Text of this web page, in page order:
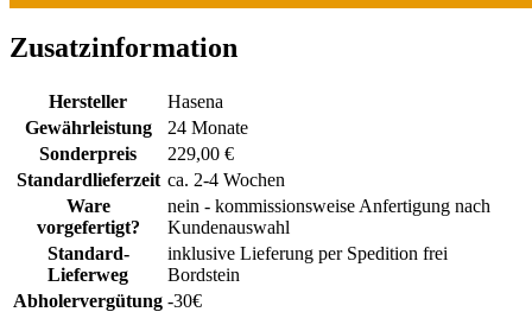
Zusatzinformation
Hersteller
Hasena
Gewährleistung
24 Monate
Sonderpreis
229,00 €
Standardlieferzeit ca. 2-4 Wochen
Ware
vorgefertigt?
nein - kommissionsweise Anfertigung nach
Kundenauswahl
Standard-
Lieferweg
inklusive Lieferung per Spedition frei
Bordstein
Abholervergütung -30€